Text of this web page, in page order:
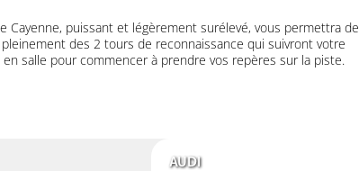
Cayenne, puissant et légèrement surélevé, vous permettra de
des 2 tours de reconnaissance qui suivront votre
en salle pour commencer à prendre vos repères sur la piste.
AUDI